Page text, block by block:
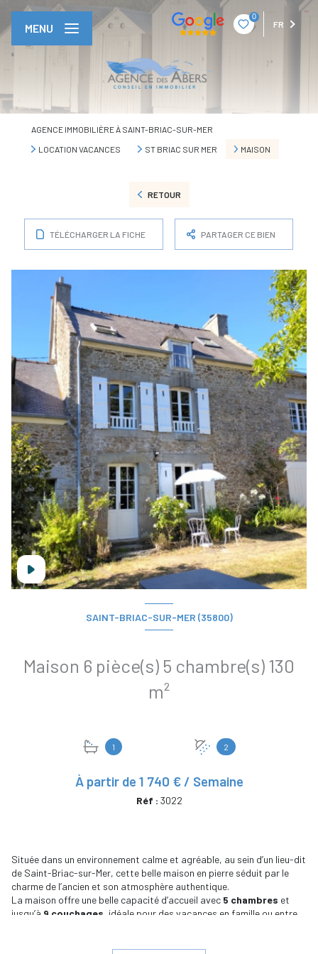
0
FR
MENU
AGENCE IMMOBILIÈRE À SAINT-BRIAC-SUR-MER
LOCATION VACANCES
ST BRIAC SUR MER MAISON
RETOUR
TÉLÉCHARGER LA FICHE PARTAGER CE BIEN
SAINT-BRIAC-SUR-MER (35800)
Maison 6 pièce(s) 5 chambre(s) 130
m²
1 2
À partir de 1 740 € / Semaine
Réf : 3022
Située dans un environnement calme et agréable, au sein d’un lieu-dit
de Saint-Briac-sur-Mer, cette belle maison en pierre séduit par le
charme de l’ancien et son atmosphère authentique.
La maison offre une belle capacité d’accueil avec 5 chambres et
jusqu’à 9 couchages , idéale pour des vacances en famille ou entre